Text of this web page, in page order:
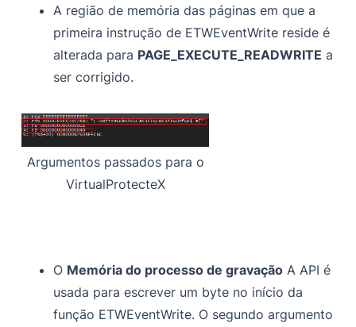
A região de memória das páginas em que a
primeira instrução de ETWEventWrite reside é
alterada para PAGE_EXECUTE_READWRITE a
ser corrigido.
Argumentos passados para o
VirtualProtecteX
O Memória do processo de gravação A API é
usada para escrever um byte no início da
função ETWEventWrite. O segundo argumento